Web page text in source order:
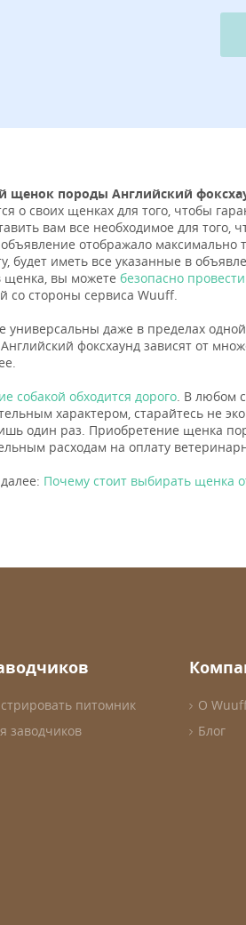
щенок породы Английский
о своих щенках для того, чтобы
вам все необходимое для
отображало
будет иметь все указанные в
щенка, вы можете безопасно
со стороны сервиса Wuuff.
универсальны даже в пределах
фоксхаунд зависят от
собакой обходится дорого. В любом
характером, старайтесь не
один раз. Приобретение щенка
расходам на оплату
Почему стоит выбирать щенка
питомник
заводчиков
О
Блог